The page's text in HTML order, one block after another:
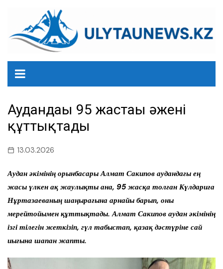
содержанию
Аудандағы 95 жастағы әжені
құттықтады
13.03.2026
Аудан әкімінің орынбасары Алмат Сакипов аудандағы ең
жасы үлкен ақ жаулықты ана, 95 жасқа толған Күлдариға
Нұртазаеваның шаңырағына арнайы барып, оны
мерейтойымен құттықтады. Алмат Сакипов аудан әкімінің
ізгі тілегін жеткізіп, гүл табыстап, қазақ дәстүріне сай
иығына шапан жапты.